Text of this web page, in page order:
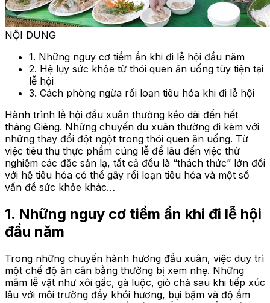
NỘI DUNG
1. Những nguy cơ tiềm ẩn khi đi lễ hội đầu năm
2. Hệ lụy sức khỏe từ thói quen ăn uống tùy tiện tại
lễ hội
3. Cách phòng ngừa rối loạn tiêu hóa khi đi lễ hội
Hành trình lễ hội đầu xuân thường kéo dài đến hết
tháng Giêng. Những chuyến du xuân thường đi kèm với
những thay đổi đột ngột trong thói quen ăn uống. Từ
việc tiêu thụ thực phẩm cúng lễ để lâu đến việc thử
nghiệm các đặc sản lạ, tất cả đều là “thách thức” lớn đối
với hệ tiêu hóa có thể gây rối loạn tiêu hóa và một số
vấn đề sức khỏe khác…
1. Những nguy cơ tiềm ẩn khi đi lễ hội
đầu năm
Trong những chuyến hành hương đầu xuân, việc duy trì
một chế độ ăn cân bằng thường bị xem nhẹ. Những
mâm lễ vật như xôi gấc, gà luộc, giò chả sau khi tiếp xúc
lâu với môi trường đầy khói hương, bụi bặm và độ ẩm